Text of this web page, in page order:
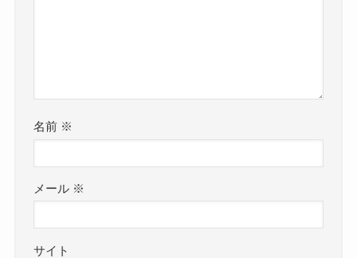
名前 ※
メール ※
サイト